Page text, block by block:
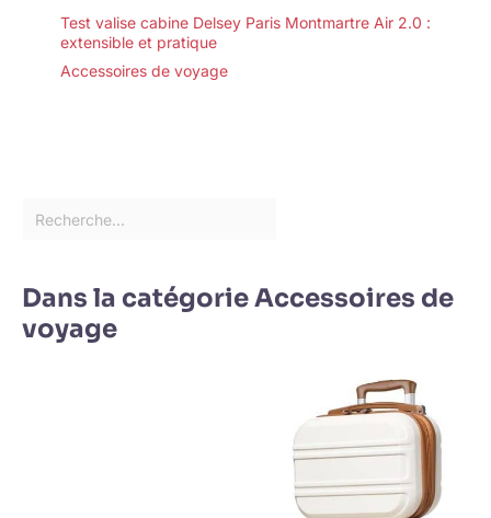
Test valise cabine Delsey Paris Montmartre Air 2.0 :
extensible et pratique
Accessoires de voyage
Dans la catégorie Accessoires de
voyage